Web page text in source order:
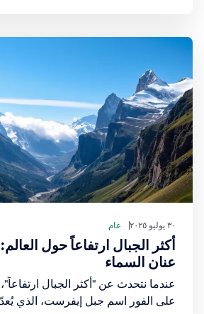
٣٠ يوليو ٢٠٢٥ عام
أكثر الجبال ارتفاعاً حول
عنان السماء
عندما نتحدث عن "أكثر الجبال ارتفاعاً"،
على الفور اسم جبل إيفرست، الذي يُعدّ